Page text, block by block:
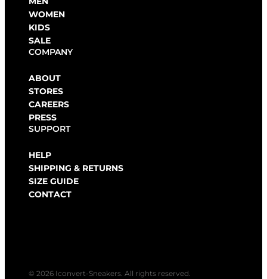
WOMEN
KIDS
SALE
COMPANY
ABOUT
STORES
CAREERS
PRESS
SUPPORT
HELP
SHIPPING & RETURNS
SIZE GUIDE
CONTACT
© 2026 Iconvert-Sneakers. All rights reserved.